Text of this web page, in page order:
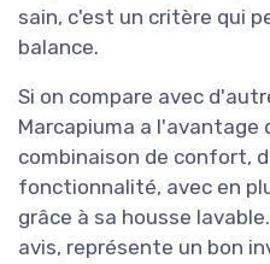
sain, c'est un critère qui
balance.
Si on compare avec
Marcapiuma a l'avantage
combinaison de confort,
fonctionnalité, avec en
grâce à sa housse
avis, représente un bon